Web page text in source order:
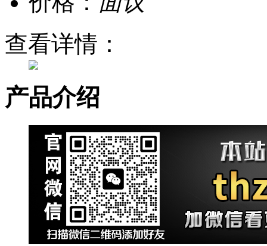
查看详情：
产品介绍